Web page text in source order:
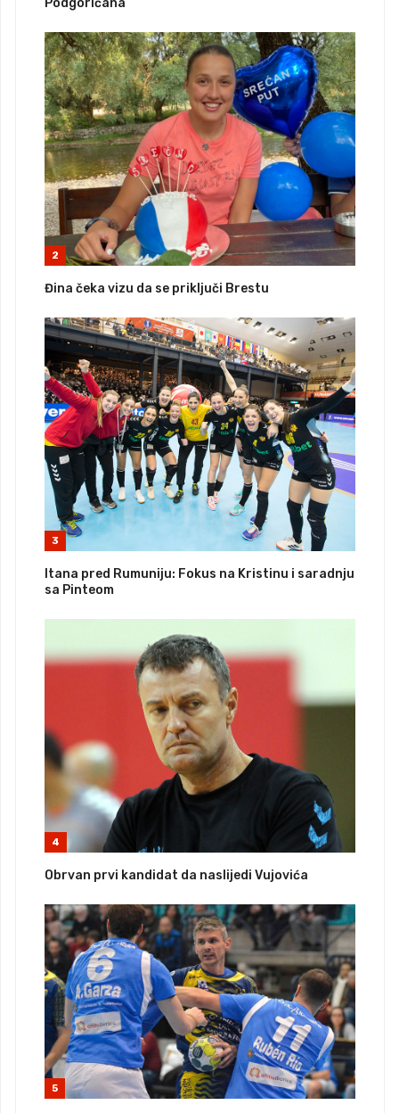
2
Đina čeka vizu da se priključi Brestu
3
Itana pred Rumuniju: Fokus na Kristinu i saradnju
sa Pinteom
4
Obrvan prvi kandidat da naslijedi Vujovića
5